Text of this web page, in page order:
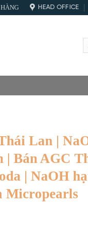
HEAD OFFICE
Lan |
| Bán AGC
| NaOH
Micropearls